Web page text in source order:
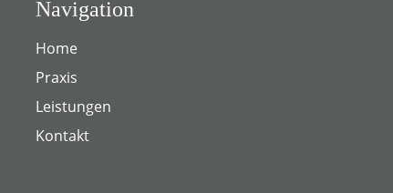
Navigation
Home
Praxis
Leistungen
Kontakt